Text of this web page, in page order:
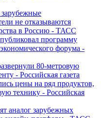
зарубежные
не отказываются
в Россию - ТАСС
программу
форума -
80-метровую
- Российская газета
цены на ряд продуктов,
технику - Российская
аналог зарубежных